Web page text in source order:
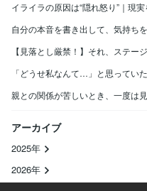
イライラの原因は“隠れ怒り”｜現
自分の本音を書き出して、気持ち
【見落とし厳禁！】それ、ステー
「どうせ私なんて…」と思ってい
親との関係が苦しいとき、一度は
アーカイブ
2025年
2026年